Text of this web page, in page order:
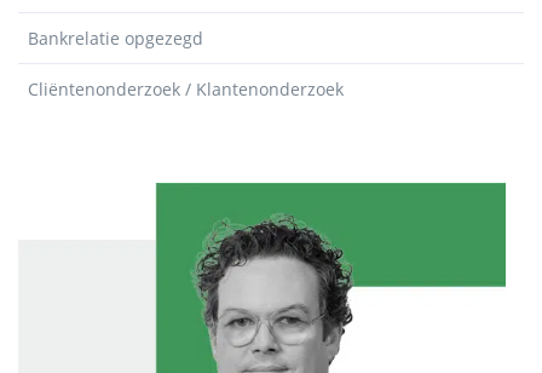
Bankrelatie opgezegd
Cliëntenonderzoek / Klantenonderzoek